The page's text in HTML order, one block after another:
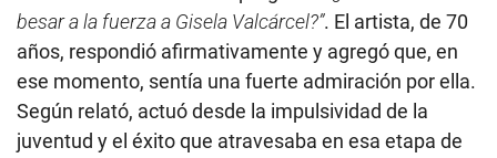
besar a la fuerza a Gisela Valcárcel?”. El artista, de 70
años, respondió afirmativamente y agregó que, en
ese momento, sentía una fuerte admiración por ella.
Según relató, actuó desde la impulsividad de la
juventud y el éxito que atravesaba en esa etapa de